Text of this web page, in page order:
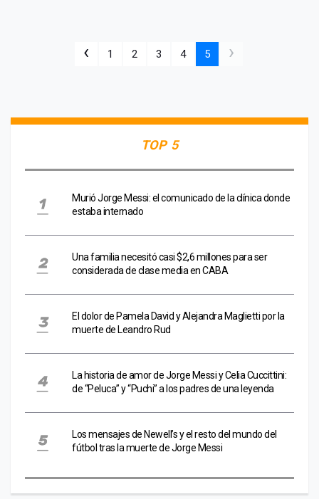
‹ 1 2 3 4 5 ›
TOP 5
Murió Jorge Messi: el comunicado de la clínica donde
estaba internado
Una familia necesitó casi $2,6 millones para ser
considerada de clase media en CABA
El dolor de Pamela David y Alejandra Maglietti por la
muerte de Leandro Rud
La historia de amor de Jorge Messi y Celia Cuccittini:
de “Peluca” y “Puchi” a los padres de una leyenda
Los mensajes de Newell’s y el resto del mundo del
fútbol tras la muerte de Jorge Messi